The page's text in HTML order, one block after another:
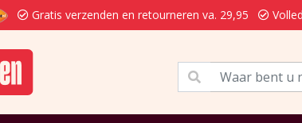
Gratis verzenden en retourneren va. 29,95